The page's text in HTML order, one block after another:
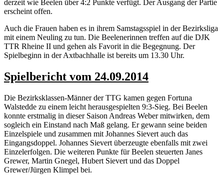
derzeit wie Beelen über 4:2 Punkte verfügt. Der Ausgang der Partie
erscheint offen.
Auch die Frauen haben es in ihrem Samstagsspiel in der Bezirksliga
mit einem Neuling zu tun. Die Beelenerinnen treffen auf die DJK
TTR Rheine II und gehen als Favorit in die Begegnung. Der
Spielbeginn in der Axtbachhalle ist bereits um 13.30 Uhr.
Spielbericht vom 24.09.2014
Die Bezirksklassen-Männer der TTG kamen gegen Fortuna
Walstedde zu einem leicht herausgespielten 9:3-Sieg. Bei Beelen
konnte erstmalig in dieser Saison Andreas Weber mitwirken, dem
sogleich ein Einstand nach Maß gelang. Er gewann seine beiden
Einzelspiele und zusammen mit Johannes Sievert auch das
Eingangsdoppel. Johannes Sievert überzeugte ebenfalls mit zwei
Einzelerfolgen. Die weiteren Punkte für Beelen steuerten Janes
Grewer, Martin Gnegel, Hubert Sievert und das Doppel
Grewer/Jürgen Klimpel bei.